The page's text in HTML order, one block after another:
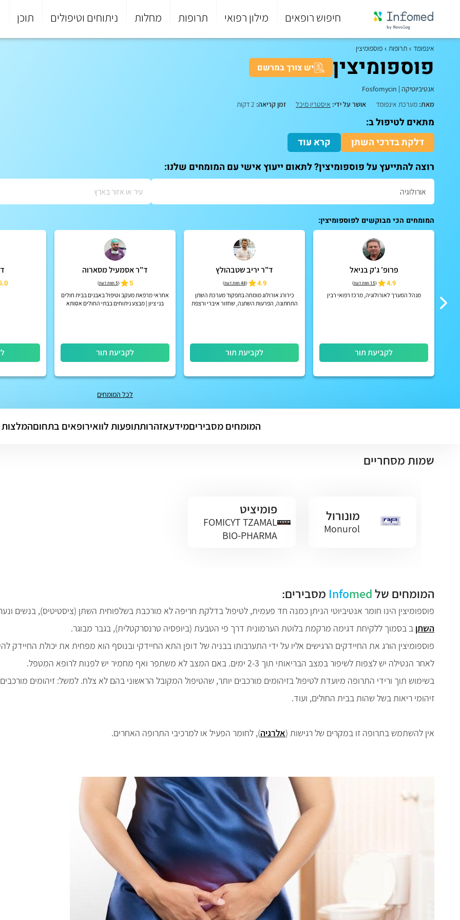
חיפוש רופאים מילון רפואי תרופות מחלות ניתוחים וטיפולים תוכן
סוף
הראשי.
אינפומד תרופות פוספומיצין
פוספומיצין יש צורך במרשם
אנטיביוטיקה |
Fosfomycin
מאת: מערכת אינפומד אושר על ידי: איסטרין מיכל זמן קריאה:
מתאים לטיפול ב:
דלקת בדרכי השתן
קרא עוד
רוצה להתייעץ על פוספומיצין? לתאום ייעוץ אישי עם המומחים שלנו:
המומחים הכי מבוקשים לפוספומיצין:
פרופ' ג'ק בניאל
4.9
(15 חוות דעת )
מנהל המערך לאורולוגיה, מרכז רפואי רבין
לקביעת תור
ד"ר יריב שטבהולץ
4.9
(48 חוות דעת )
כירורג אורולוג מומחה בתפקוד מערכת השתן
התחתונה, הפרעות השתנה, שחזור איברי ורצפת
לקביעת תור
ד"ר אסמעיל מסארוה
5
(5 חוות דעת )
אחראי מרפאת מעקב וטיפול באבנים בבית חולים
בני ציון | מבצע ניתוחים בבתי החולים אסותא
לקביעת תור
לכל המומחים
המומחים מסביריםמידעאזהרותתופעות לוואירופאים בתחום
שמות מסחריים
מונורול
Monurol
פומיציט
FOMICYT TZAMAL
BIO-PHARMA
המומחים של Infomed מסבירים:
פוספומיצין הינו חומר אנטיביוטי הניתן כמנה חד פעמית, לטיפול בדלקת חריפה לא מורכבת בשלפוחית השתן (ציסטיטיס), בנשים
השתן ב בסמוך ללקיחת דגימה מרקמת בלוטת הערמונית דרך פי הטבעת (ביופסיה טרנסרקטלית), בגבר מבוגר.
פוספומיצין הורג את החיידקים הרגישים אליו על ידי התערבותו בבניה של דופן התא החיידקי ובנוסף הוא מפחית את יכולת החיידק
לאחר הנטילה יש לצפות לשיפור במצב הבריאותי תוך 2-3 ימים. באם המצב לא משתפר ואף מחמיר יש לפנות לרופא המטפל
.
בשימוש תוך ורידי התרופה מיועדת לטיפול בזיהומים מורכבים יותר, שהטיפול המקובל הראשוני בהם לא צלח. למשל: זיהומים
זיהומי ריאות בשל שהות בבית החולים, ועוד.
אין להשתמש בתרופה זו במקרים של רגישות (אלרגיה), לחומר הפעיל או למרכיבי התרופה האחרים.